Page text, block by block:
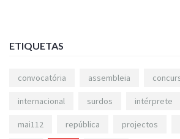
ETIQUETAS
convocatória assembleia
internacional surdos intérprete
mai112 república projectos